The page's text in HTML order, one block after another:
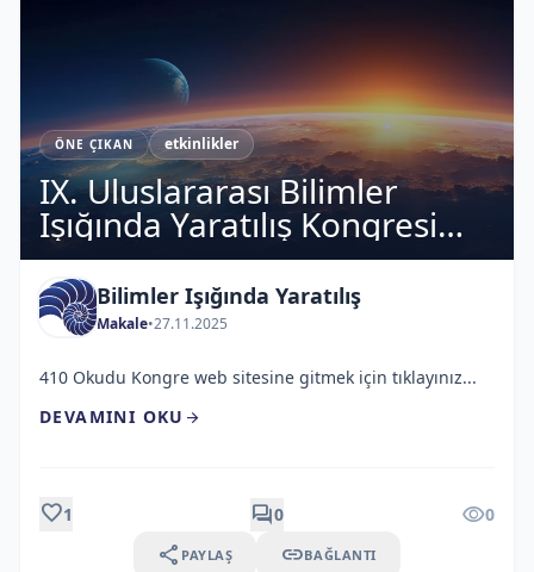
ÖNE ÇIKAN etkinlikler
IX. Uluslararası Bilimler
Işığında Yaratılış Kongresi
Sonuç Bildirgesi
Bilimler Işığında Yaratılış
Makale•27.11.2025
410 Okudu Kongre web sitesine gitmek için tıklayınız...
DEVAMINI OKU arrow_forward
favorite1 forum0 visibility0
share PAYLAŞ linkBAĞLANTI